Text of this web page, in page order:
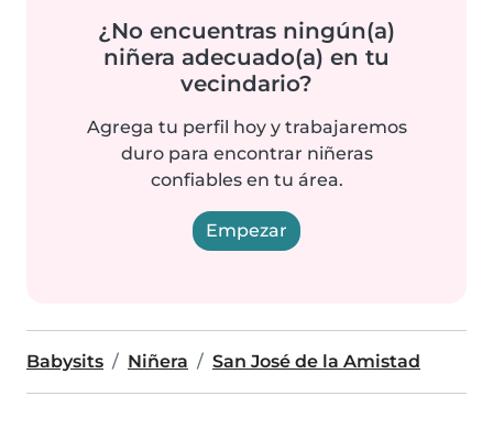
¿No encuentras ningún(a)
niñera adecuado(a) en tu
vecindario?
Agrega tu perfil hoy y trabajaremos
duro para encontrar niñeras
confiables en tu área.
Empezar
Babysits Niñera San José de la Amistad